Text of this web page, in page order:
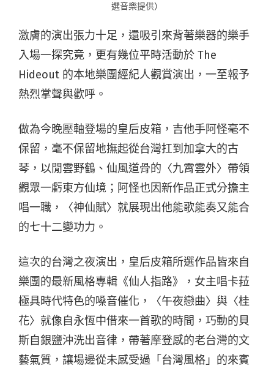
選音樂提供）
激膚的演出張力十足，還吸引來背著樂器的樂手
入場一探究竟，更有幾位平時活動於 The
Hideout 的本地樂團經紀人觀賞演出，一至報予
熱烈掌聲與歡呼。
做為今晚壓軸登場的皇后皮箱，吉他手阿怪毫不
保留，毫不保留地撫起從台灣扛到加拿大的古
琴，以閒雲野鶴、仙風道骨的〈九霄雲外〉帶領
觀眾一虧東方仙境；阿怪也因新作品正式分擔主
唱一職，〈神仙賦〉就展現出他能歌能奏又能合
的七十二變功力。
這次的台灣之夜演出，皇后皮箱所選作品皆來自
樂團的最新風格專輯《仙人指路》，女主唱卡菈
極具時代特色的嗓音催化，〈午夜戀曲〉與〈桂
花〉就像自永恆中借來一首歌的時間，巧動的貝
斯自銀鹽沖洗出音律，帶著摩登感的老台灣的文
藝氣質，讓場邊從未感受過「台灣風格」的來賓